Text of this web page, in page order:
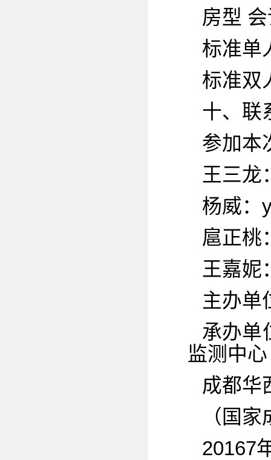
房型
标准单
标准双
十、联
参加本
王三龙
杨威：
扈正桃
王嘉妮
主办单
承办单
监测中心
成都华
（国
20167